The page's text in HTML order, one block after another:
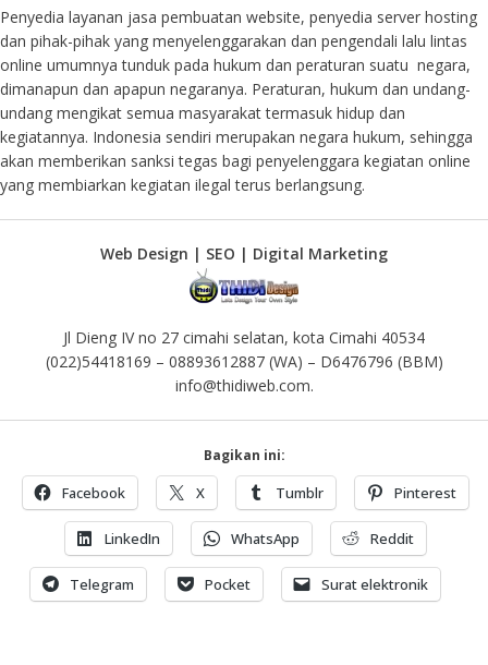
Penyedia layanan jasa pembuatan website, penyedia server hosting
dan pihak-pihak yang menyelenggarakan dan pengendali lalu lintas
online umumnya tunduk pada hukum dan peraturan suatu negara,
dimanapun dan apapun negaranya. Peraturan, hukum dan undang-
undang mengikat semua masyarakat termasuk hidup dan
kegiatannya. Indonesia sendiri merupakan negara hukum, sehingga
akan memberikan sanksi tegas bagi penyelenggara kegiatan online
yang membiarkan kegiatan ilegal terus berlangsung.
Web Design | SEO | Digital Marketing
Jl Dieng IV no 27 cimahi selatan, kota Cimahi 40534
(022)54418169 – 08893612887 (WA) – D6476796 (BBM)
info@thidiweb.com.
Bagikan ini:
Facebook X Tumblr Pinterest
LinkedIn WhatsApp Reddit
Telegram Pocket Surat elektronik